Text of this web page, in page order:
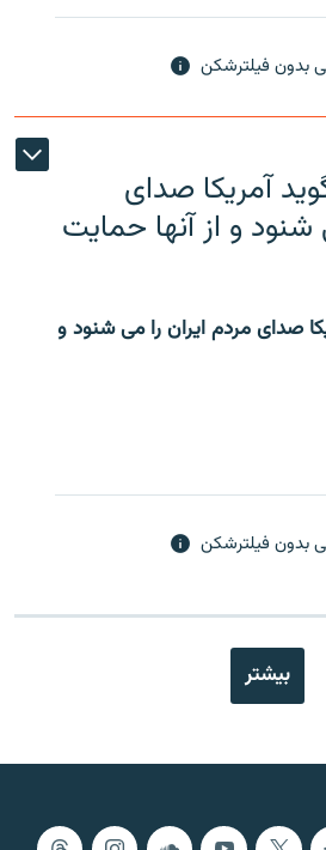
بدون فیلترشکن
آمریکا صدای
شنود و از آنها حمایت
صدای مردم ایران را می شنود و
بدون فیلترشکن
بیشتر